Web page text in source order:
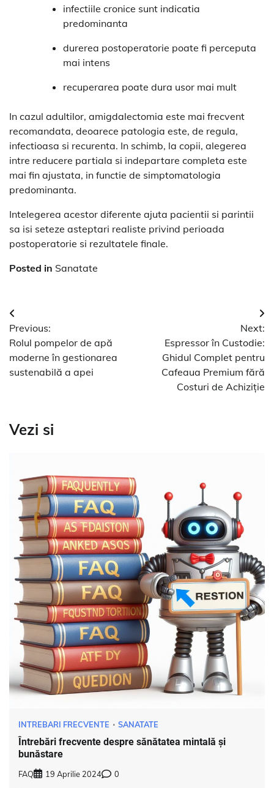
infectiile cronice sunt indicatia
predominanta
durerea postoperatorie poate fi perceputa
mai intens
recuperarea poate dura usor mai mult
In cazul adultilor, amigdalectomia este mai frecvent
recomandata, deoarece patologia este, de regula,
infectioasa si recurenta. In schimb, la copii, alegerea
intre reducere partiala si indepartare completa este
mai fin ajustata, in functie de simptomatologia
predominanta.
Intelegerea acestor diferente ajuta pacientii si parintii
sa isi seteze asteptari realiste privind perioada
postoperatorie si rezultatele finale.
Posted in Sanatate
Navigare
în
articole
Previous:
Rolul pompelor de apă
moderne în gestionarea
sustenabilă a apei
Next:
Espressor în Custodie:
Ghidul Complet pentru
Cafeaua Premium fără
Costuri de Achiziție
Vezi si
INTREBARI FRECVENTE SANATATE
Întrebări frecvente despre sănătatea mintală și
bunăstare
FAQ 19 Aprilie 2024 0